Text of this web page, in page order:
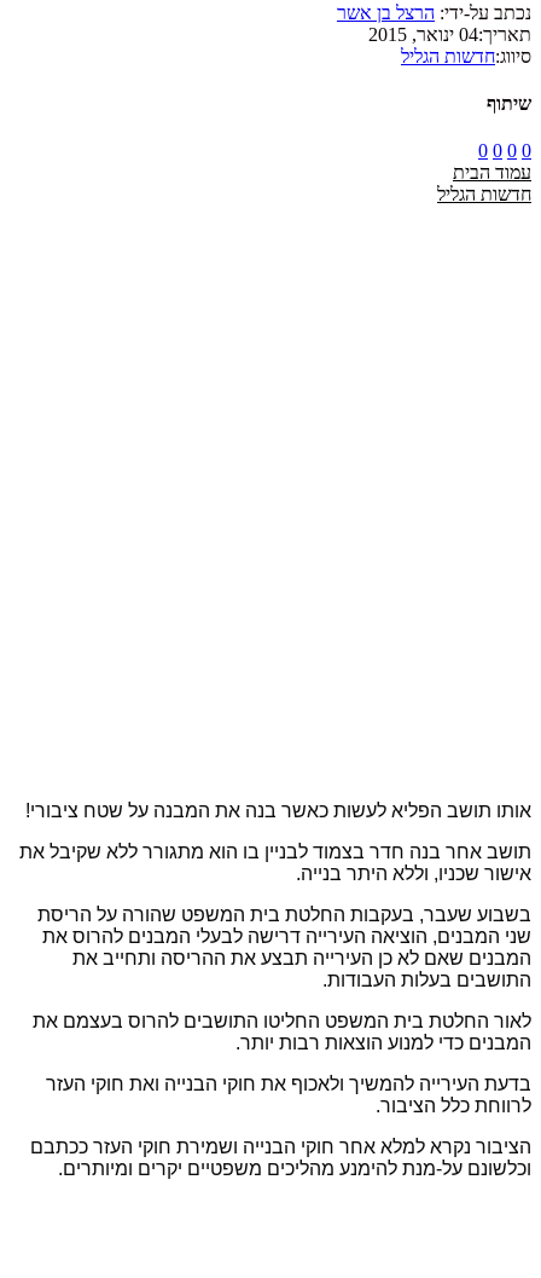
נכתב על-ידי: הרצל בן אשר
תאריך:04 ינואר, 2015
סיווג:חדשות הגליל
שיתוף
0
0
0
0
עמוד הבית
חדשות הגליל
אותו תושב הפליא לעשות כאשר בנה את המבנה על שטח ציבורי!
תושב אחר בנה חדר בצמוד לבניין בו הוא מתגורר ללא שקיבל את
אישור שכניו, וללא היתר בנייה.
בשבוע שעבר, בעקבות החלטת בית המשפט שהורה על הריסת
שני המבנים, הוציאה העירייה דרישה לבעלי המבנים להרוס את
המבנים שאם לא כן העירייה תבצע את ההריסה ותחייב את
התושבים בעלות העבודות.
לאור החלטת בית המשפט החליטו התושבים להרוס בעצמם את
המבנים כדי למנוע הוצאות רבות יותר.
בדעת העירייה להמשיך ולאכוף את חוקי הבנייה ואת חוקי העזר
לרווחת כלל הציבור.
הציבור נקרא למלא אחר חוקי הבנייה ושמירת חוקי העזר ככתבם
וכלשונם על-מנת להימנע מהליכים משפטיים יקרים ומיותרים.